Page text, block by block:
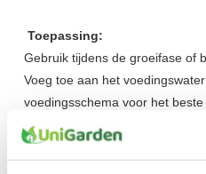
Toepassing:
Gebruik tijdens de groeifase of
Voeg toe aan het
voedingsschema voor het
Kijk ook naar:https://
category/vijverirrigatie/ph-ec-